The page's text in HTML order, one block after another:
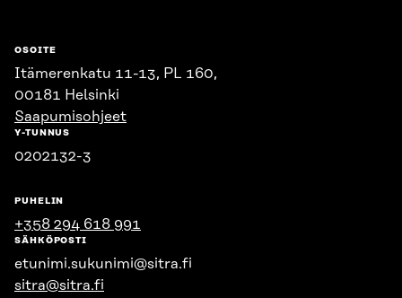
OSOITE
Itämerenkatu 11-13, PL 160,
00181 Helsinki
Saapumisohjeet
Y-TUNNUS
0202132-3
PUHELIN
+358 294 618 991
SÄHKÖPOSTI
etunimi.sukunimi@sitra.fi
sitra@sitra.fi